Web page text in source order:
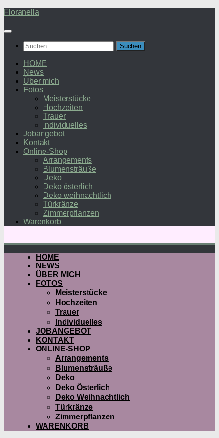
Zum
springen
Floranella
Suchen
nach:
HOME
News
Über mich
Fotos
Meisterstücke
Hochzeiten
Trauer
Individuelles
Jobangebot
Kontakt
Online-Shop
Arrangements
Blumensträuße
Deko
Deko österlich
Deko weihnachtlich
Türkränze
Zimmerpflanzen
Warenkorb
HOME
NEWS
ÜBER MICH
FOTOS
Meisterstücke
Hochzeiten
Trauer
Individuelles
JOBANGEBOT
KONTAKT
ONLINE-SHOP
Arrangements
Blumensträuße
Deko
Deko Österlich
Deko Weihnachtlich
Türkränze
Zimmerpflanzen
WARENKORB